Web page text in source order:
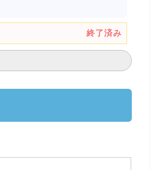
終了済み